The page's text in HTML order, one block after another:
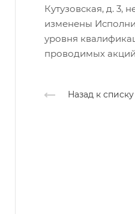
Кутузовская, д. 3,
изменены
уровня
проводимых
Назад к списку